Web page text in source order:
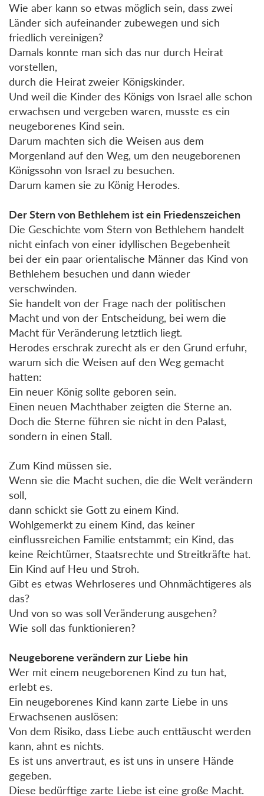
Wie aber kann so etwas möglich sein, dass zwei
Länder sich aufeinander zubewegen und sich
friedlich vereinigen?
Damals konnte man sich das nur durch Heirat
vorstellen,
durch die Heirat zweier Königskinder.
Und weil die Kinder des Königs von Israel alle schon
erwachsen und vergeben waren, musste es ein
neugeborenes Kind sein.
Darum machten sich die Weisen aus dem
Morgenland auf den Weg, um den neugeborenen
Königssohn von Israel zu besuchen.
Darum kamen sie zu König Herodes.
Der Stern von Bethlehem ist ein Friedenszeichen
Die Geschichte vom Stern von Bethlehem handelt
nicht einfach von einer idyllischen Begebenheit
bei der ein paar orientalische Männer das Kind von
Bethlehem besuchen und dann wieder
verschwinden.
Sie handelt von der Frage nach der politischen
Macht und von der Entscheidung, bei wem die
Macht für Veränderung letztlich liegt.
Herodes erschrak zurecht als er den Grund erfuhr,
warum sich die Weisen auf den Weg gemacht
hatten:
Ein neuer König sollte geboren sein.
Einen neuen Machthaber zeigten die Sterne an.
Doch die Sterne führen sie nicht in den Palast,
sondern in einen Stall.
Zum Kind müssen sie.
Wenn sie die Macht suchen, die die Welt verändern
soll,
dann schickt sie Gott zu einem Kind.
Wohlgemerkt zu einem Kind, das keiner
einflussreichen Familie entstammt; ein Kind, das
keine Reichtümer, Staatsrechte und Streitkräfte hat.
Ein Kind auf Heu und Stroh.
Gibt es etwas Wehrloseres und Ohnmächtigeres als
das?
Und von so was soll Veränderung ausgehen?
Wie soll das funktionieren?
Neugeborene verändern zur Liebe hin
Wer mit einem neugeborenen Kind zu tun hat,
erlebt es.
Ein neugeborenes Kind kann zarte Liebe in uns
Erwachsenen auslösen:
Von dem Risiko, dass Liebe auch enttäuscht werden
kann, ahnt es nichts.
Es ist uns anvertraut, es ist uns in unsere Hände
gegeben.
Diese bedürftige zarte Liebe ist eine große Macht.